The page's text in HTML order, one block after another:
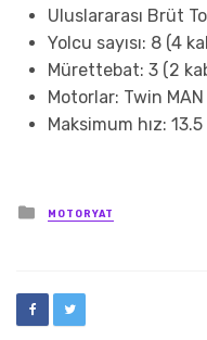
Uluslararası Brüt
Yolcu sayısı: 8 (4
Mürettebat: 3 (2
Motorlar: Twin
Maksimum hız:
Posted
in
MOTORYAT